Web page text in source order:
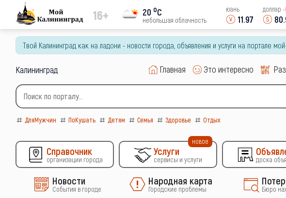
16+ 20 oC
небольшая облачность
юань
11.97
доллар -
Твой Калининград как на ладони - новости города, объявления и услуги на портале
Калининград Главная Это интересно
ДляМужчин ПоКушать Детям Семья Здоровье Отдых
Справочник
организации города
Услуги
сервисы и услуги
новое
доска
Новости
События в городе
Народная карта
Городские проблемы Бюро